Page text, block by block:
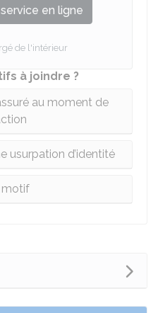
en ligne
de l'intérieur
à joindre ?
au moment de
usurpation d’identité
motif